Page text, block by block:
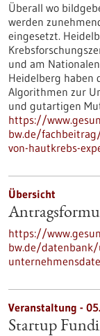
Überall wo
werden
eingesetzt.
und am
Heidelberg haben
Algorithmen zur
und gutartigen
https://
bw.de/
von-hautkrebs-
Übersicht
https://
bw.de/
Veranstaltung -
Startup